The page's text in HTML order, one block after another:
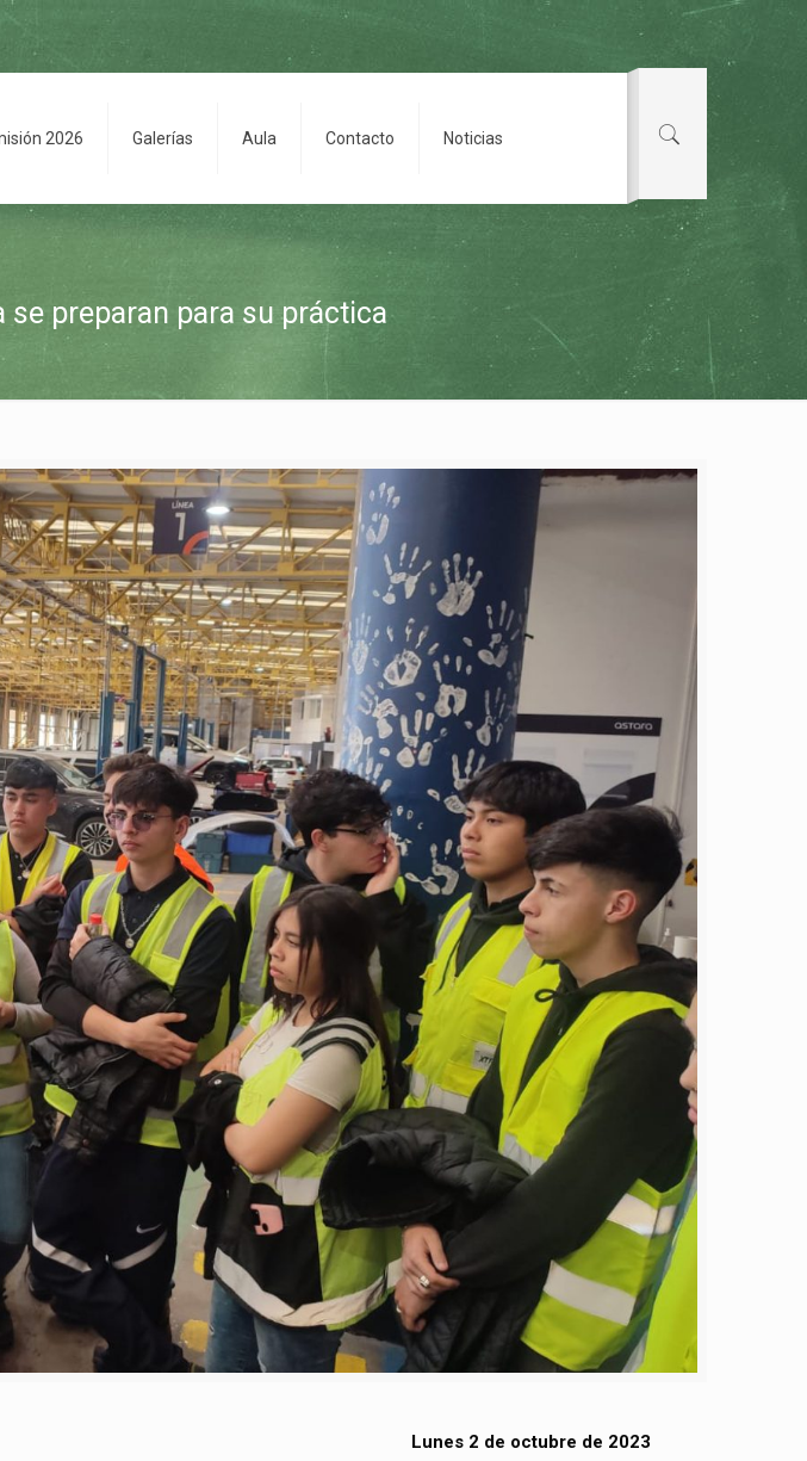
2026 Galerías Aula Contacto Noticias
se preparan para su práctica
Lunes 2 de octubre de 2023